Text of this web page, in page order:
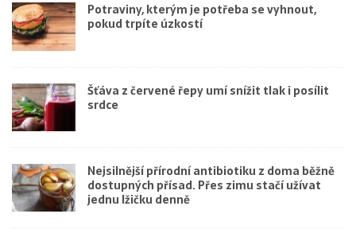
Potraviny, kterým je potřeba se vyhnout,
pokud trpíte úzkostí
Šťáva z červené řepy umí snížit tlak i posílit
srdce
Nejsilnější přírodní antibiotiku z doma běžně
dostupných přísad. Přes zimu stačí užívat
jednu lžičku denně